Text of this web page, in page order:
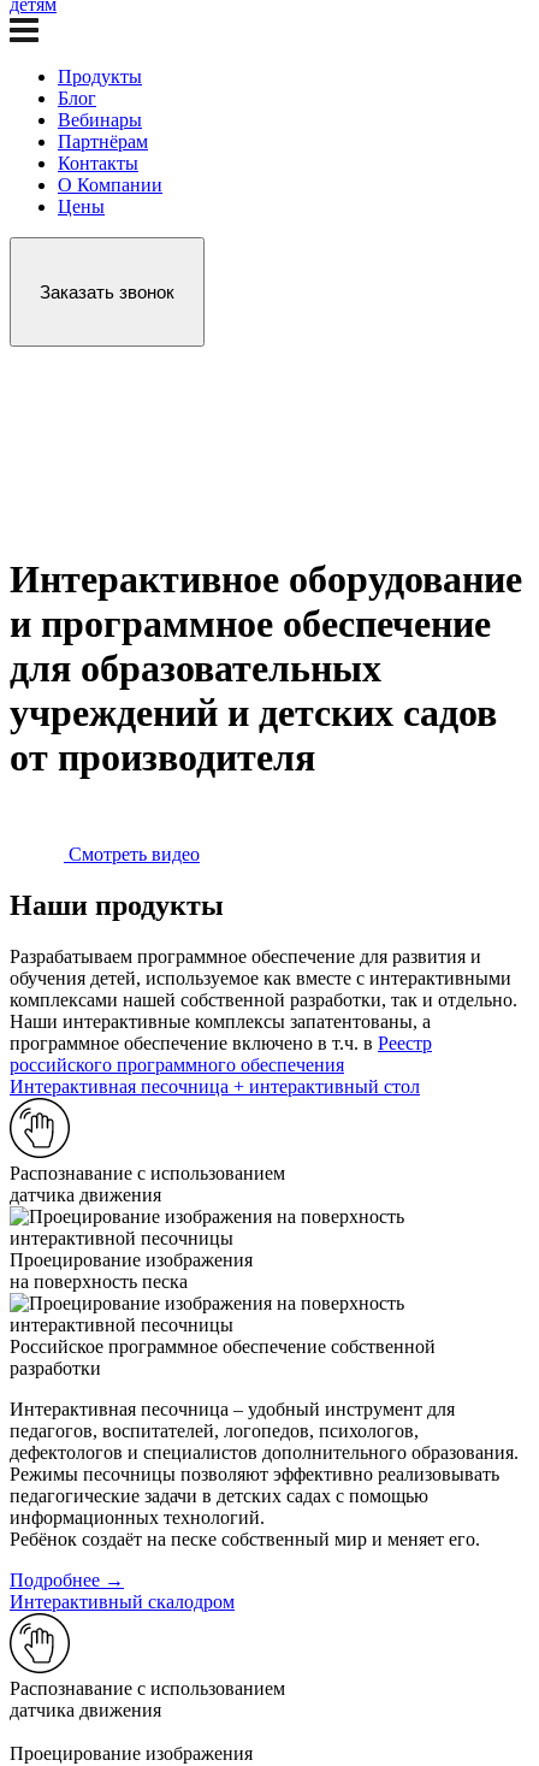
Продукты
Блог
Вебинары
Партнёрам
Контакты
О Компании
Цены
Заказать звонок
Интерактивное оборудование
и программное обеспечение
для образовательных
учреждений и детских садов
от производителя
Смотреть видео
Наши продукты
Разрабатываем программное обеспечение для развития и
обучения детей, используемое как вместе с интерактивными
комплексами нашей собственной разработки, так и отдельно.
Наши интерактивные комплексы запатентованы, а
программное обеспечение включено в т.ч. в Реестр
российского программного обеспечения
Интерактивная песочница + интерактивный стол
Распознавание с использованием
датчика движения
Проецирование изображения
на поверхность песка
Российское программное обеспечение собственной
разработки
Интерактивная песочница – удобный инструмент для
педагогов, воспитателей, логопедов, психологов,
дефектологов и специалистов дополнительного образования.
Режимы песочницы позволяют эффективно реализовывать
педагогические задачи в детских садах с помощью
информационных технологий.
Ребёнок создаёт на песке собственный мир и меняет его.
Подробнее →
Интерактивный скалодром
Распознавание с использованием
датчика движения
Проецирование изображения